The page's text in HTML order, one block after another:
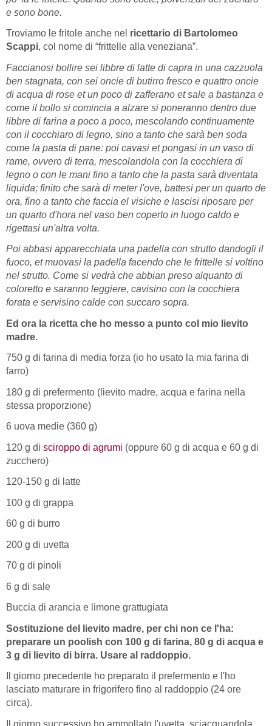
e sono bone.
Troviamo le fritole anche nel ricettario di Bartolomeo
Scappi, col nome di “frittelle alla veneziana”.
Faccianosi bollire sei libbre di latte di capra in una cazzuola
ben stagnata, con sei oncie di butirro fresco e quattro oncie
di acqua di rose et un poco di zafferano et sale a bastanza e
come il bollo si comincia a alzare si poneranno dentro due
libbre di farina a poco a poco, mescolando continuamente
con il cocchiaro di legno, sino a tanto che sarà ben soda
come la pasta di pane: poi cavasi et pongasi in un vaso di
rame, ovvero di terra, mescolandola con la cocchiera di
legno o con le mani fino a tanto che la pasta sarà diventata
liquida; finito che sarà di meter l'ove, battesi per un quarto de
ora, fino a tanto che faccia el visiche e lascisi riposare per
un quarto d'hora nel vaso ben coperto in luogo caldo e
rigettasi un'altra volta.
Poi abbasi apparecchiata una padella con strutto dandogli il
fuoco, et muovasi la padella facendo che le frittelle si voltino
nel strutto. Come si vedrà che abbian preso alquanto di
coloretto e saranno leggiere, cavisino con la cocchiera
forata e servisino calde con succaro sopra.
Ed ora la ricetta che ho messo a punto col mio lievito
madre.
750 g di farina di media forza (io ho usato la mia farina di
farro)
180 g di prefermento (lievito madre, acqua e farina nella
stessa proporzione)
6 uova medie (360 g)
120 g di sciroppo di agrumi (oppure 60 g di acqua e 60 g di
zucchero)
120-150 g di latte
100 g di grappa
60 g di burro
200 g di uvetta
70 g di pinoli
6 g di sale
Buccia di arancia e limone grattugiata
Sostituzione del lievito madre, per chi non ce l'ha:
preparare un poolish con 100 g di farina, 80 g di acqua e
3 g di lievito di birra. Usare al raddoppio.
Il giorno precedente ho preparato il prefermento e l'ho
lasciato maturare in frigorifero fino al raddoppio (24 ore
circa).
Il giorno successivo ho ammollato l'uvetta, sciacquandola